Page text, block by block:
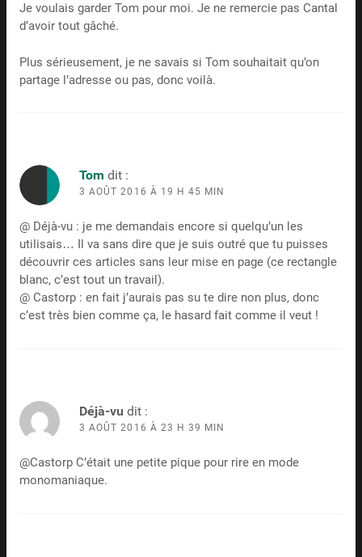
Je voulais garder Tom pour moi. Je ne remercie pas Cantal
d’avoir tout gâché.
Plus sérieusement, je ne savais si Tom souhaitait qu’on
partage l’adresse ou pas, donc voilà.
Tom dit :
3 AOÛT 2016 À 19 H 45 MIN
@ Déjà-vu : je me demandais encore si quelqu’un les
utilisais… Il va sans dire que je suis outré que tu puisses
découvrir ces articles sans leur mise en page (ce rectangle
blanc, c’est tout un travail).
@ Castorp : en fait j’aurais pas su te dire non plus, donc
c’est très bien comme ça, le hasard fait comme il veut !
Déjà-vu dit :
3 AOÛT 2016 À 23 H 39 MIN
@Castorp C’était une petite pique pour rire en mode
monomaniaque.